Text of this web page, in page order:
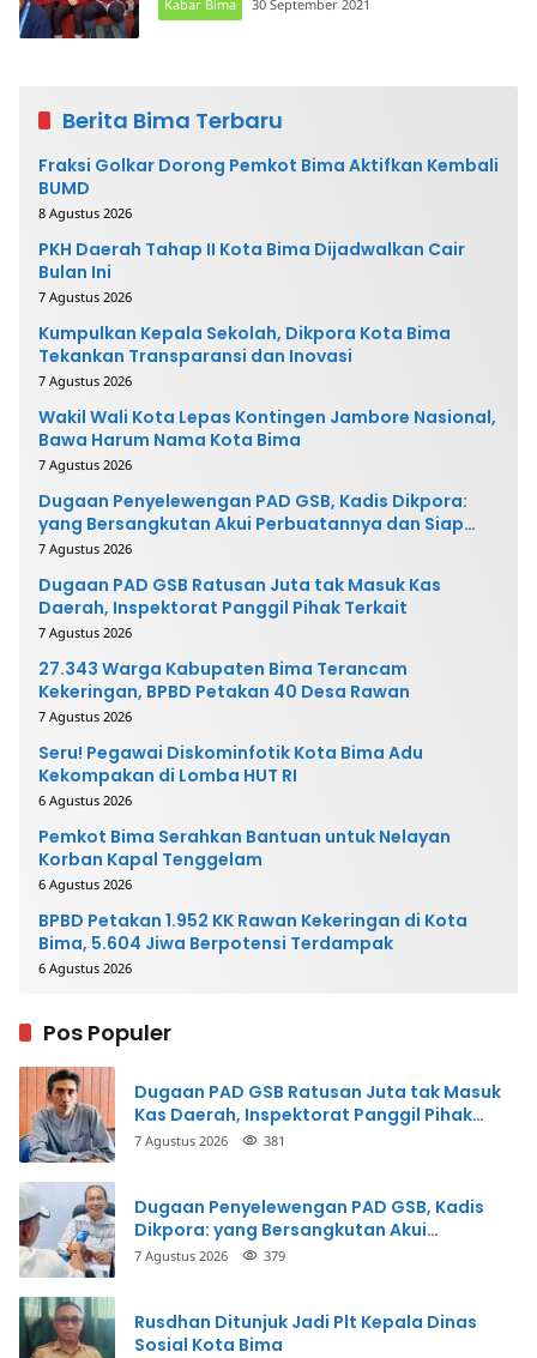
Kabar Bima 30 September 2021
Berita Bima Terbaru
Fraksi Golkar Dorong Pemkot Bima Aktifkan Kembali
BUMD
8 Agustus 2026
PKH Daerah Tahap II Kota Bima Dijadwalkan Cair
Bulan Ini
7 Agustus 2026
Kumpulkan Kepala Sekolah, Dikpora Kota Bima
Tekankan Transparansi dan Inovasi
7 Agustus 2026
Wakil Wali Kota Lepas Kontingen Jambore Nasional,
Bawa Harum Nama Kota Bima
7 Agustus 2026
Dugaan Penyelewengan PAD GSB, Kadis Dikpora:
yang Bersangkutan Akui Perbuatannya dan Siap
Mengembalikan Uang
7 Agustus 2026
Dugaan PAD GSB Ratusan Juta tak Masuk Kas
Daerah, Inspektorat Panggil Pihak Terkait
7 Agustus 2026
27.343 Warga Kabupaten Bima Terancam
Kekeringan, BPBD Petakan 40 Desa Rawan
7 Agustus 2026
Seru! Pegawai Diskominfotik Kota Bima Adu
Kekompakan di Lomba HUT RI
6 Agustus 2026
Pemkot Bima Serahkan Bantuan untuk Nelayan
Korban Kapal Tenggelam
6 Agustus 2026
BPBD Petakan 1.952 KK Rawan Kekeringan di Kota
Bima, 5.604 Jiwa Berpotensi Terdampak
6 Agustus 2026
Pos Populer
Dugaan PAD GSB Ratusan Juta tak Masuk
Kas Daerah, Inspektorat Panggil Pihak
Terkait
7 Agustus 2026 381
Dugaan Penyelewengan PAD GSB, Kadis
Dikpora: yang Bersangkutan Akui
Perbuatannya dan Siap Mengembalikan
7 Agustus 2026 379
Rusdhan Ditunjuk Jadi Plt Kepala Dinas
Sosial Kota Bima